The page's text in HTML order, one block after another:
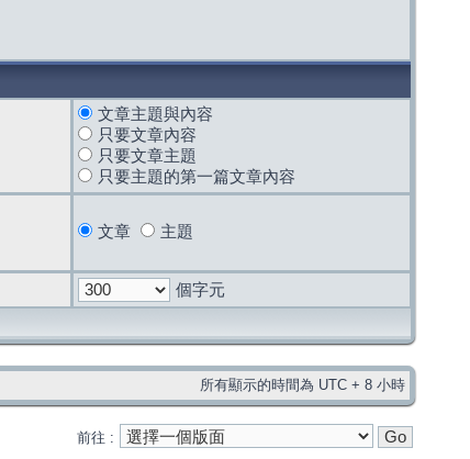
文章主題與內容
只要文章內容
只要文章主題
只要主題的第一篇文章內容
文章 主題
個字元
所有顯示的時間為 UTC + 8 小時
前往 :